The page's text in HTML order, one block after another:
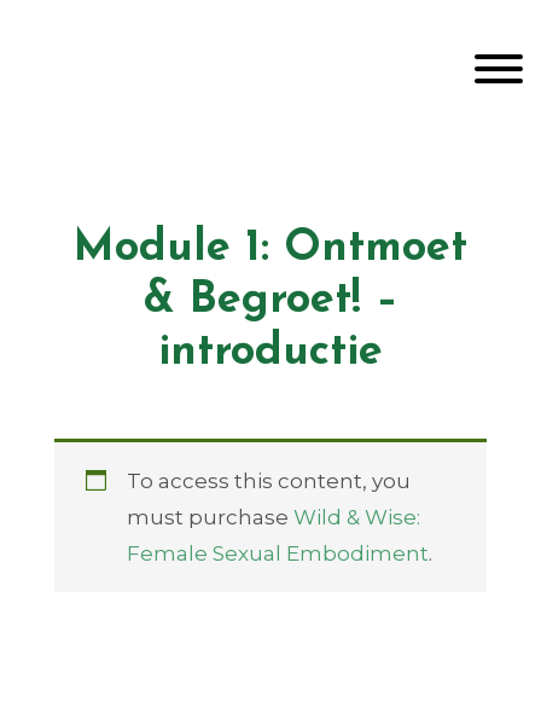
Module 1: Ontmoet
& Begroet! –
introductie
To access this content, you
must purchase Wild & Wise:
Female Sexual Embodiment.